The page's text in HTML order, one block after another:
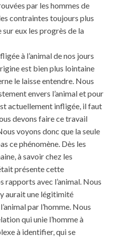
par les hommes de
contraintes toujours plus
eux les progrès de la
à l’animal de nos jours
est bien plus lointaine
le laisse entendre. Nous
envers l’animal et pour
actuellement infligée, il faut
devons faire ce travail
voyons donc que la seule
ce phénomène. Dès les
à savoir chez les
présente cette
avec l’animal. Nous
y aurait une légitimité
par l’homme. Nous
qui unie l’homme à
à identifier, qui se